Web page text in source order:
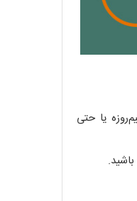
یا حتی